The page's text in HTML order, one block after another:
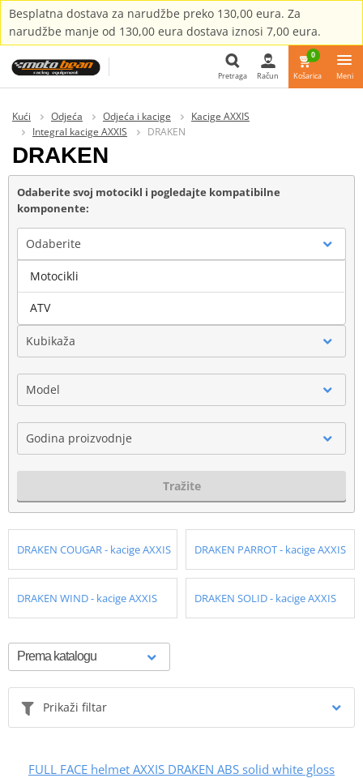
Besplatna dostava za narudžbe preko 130,00 eura. Za
narudžbe manje od 130,00 eura dostava iznosi 7,00 eura.
Pretraga Račun
0
Košarica Meni
Kući Odjeća Odjeća i kacige
Kacige AXXIS
Integral kacige AXXIS
DRAKEN
DRAKEN
Odaberite svoj motocikl i pogledajte kompatibilne
komponente:
Odaberite
Marka
Kubikaža
Model
Godina proizvodnje
Tražite
DRAKEN COUGAR - kacige AXXIS DRAKEN PARROT - kacige AXXIS
DRAKEN WIND - kacige AXXIS DRAKEN SOLID - kacige AXXIS
Prikaži filtar
FULL FACE helmet AXXIS DRAKEN ABS solid white gloss
Motocikli
ATV